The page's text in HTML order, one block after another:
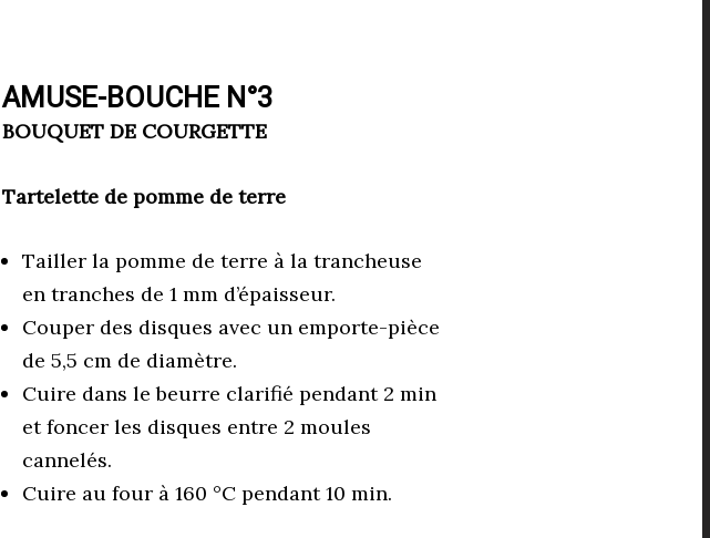
AMUSE-BOUCHE N°3
BOUQUET DE COURGETTE
Tartelette de pomme de terre
Tailler la pomme de terre à la trancheuse
en tranches de 1 mm d’épaisseur.
Couper des disques avec un emporte-pièce
de 5,5 cm de diamètre.
Cuire dans le beurre clarifié pendant 2 min
et foncer les disques entre 2 moules
cannelés.
Cuire au four à 160 °C pendant 10 min.